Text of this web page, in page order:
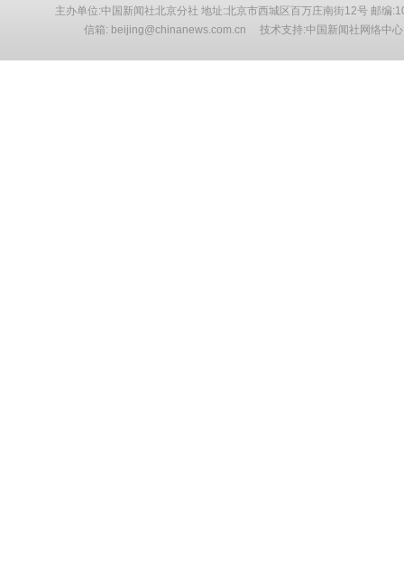
主办单位:中国新闻社北京分社 地址:北京市西城区百万庄南街12号 邮编
信箱: beijing@chinanews.com.cn 技术支持:中国新闻社网络中心